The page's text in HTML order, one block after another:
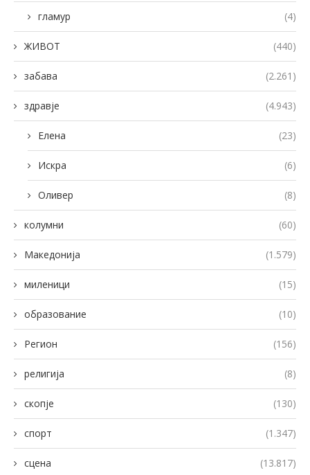
гламур (4)
ЖИВОТ (440)
забава (2.261)
здравје (4.943)
Елена (23)
Искра (6)
Оливер (8)
колумни (60)
Македонија (1.579)
миленици (15)
образование (10)
Регион (156)
религија (8)
скопје (130)
спорт (1.347)
сцена (13.817)